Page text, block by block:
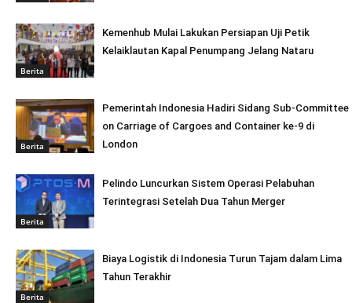
Berita
Kemenhub Mulai Lakukan Persiapan Uji Petik
Kelaiklautan Kapal Penumpang Jelang Nataru
Berita
Pemerintah Indonesia Hadiri Sidang Sub-Committee
on Carriage of Cargoes and Container ke-9 di
London
Berita
Pelindo Luncurkan Sistem Operasi Pelabuhan
Terintegrasi Setelah Dua Tahun Merger
Berita
Biaya Logistik di Indonesia Turun Tajam dalam Lima
Tahun Terakhir